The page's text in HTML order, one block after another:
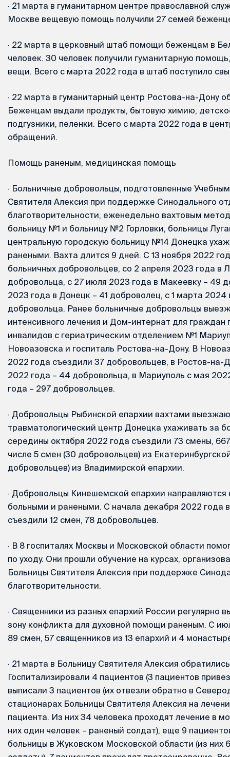
· 21 марта в гуманитарном центре православной
Москве вещевую помощь получили 27 семей
· 22 марта в церковный штаб помощи беженцам в
человек. 30 человек получили гуманитарную
вещи. Всего с марта 2022 года в штаб поступило
· 22 марта в гуманитарный центр Ростова-на-Дону
Беженцам выдали продукты, бытовую химию,
подгузники, пеленки. Всего с марта 2022 года в
обращений.
Помощь раненым, медицинская помощь
· Больничные добровольцы, подготовленные
Святителя Алексия при поддержке Синодального
благотворительности, еженедельно вахтовым
больницу №1 и больницу №2 Горловки, больницы
центральную городскую больницу №14 Донецка
ранеными. Вахта длится 9 дней. С 13 ноября 2022
больничных добровольцев, со 2 апреля 2023 года в
добровольца, с 27 июля 2023 года в Макеевку – 49
2023 года в Донецк – 41 доброволец, с 1 марта 2024
добровольца. Ранее больничные добровольцы
интенсивного лечения и Дом-интернат для граждан
инвалидов с гериатрическим отделением №1
Новоазовска и госпиталь Ростова-на-Дону. В
2022 года съездили 37 добровольцев, в Ростов-на-
2022 года – 44 добровольца, в Мариуполь с мая
года – 297 добровольцев.
· Добровольцы Рыбинской епархии вахтами
травматологический центр Донецка ухаживать за
середины октября 2022 года съездили 73 смены,
числе 5 смен (30 добровольцев) из
добровольцев) из Владимирской епархии.
· Добровольцы Кинешемской епархии направляются
больными и ранеными. С начала декабря 2022 года
съездили 12 смен, 78 добровольцев.
· В 8 госпиталях Москвы и Московской области
по уходу. Они прошли обучение на курсах,
Больницы Святителя Алексия при поддержке
благотворительности.
· Священники из разных епархий России регулярно
зону конфликта для духовной помощи раненым. С
89 смен, 57 священников из 13 епархий и 4
· 21 марта в Больницу Святителя Алексия
Госпитализировали 4 пациентов (3 пациентов
выписали 3 пациентов (их отвезли обратно в
стационарах Больницы Святителя Алексия на
пациента. Из них 34 человека проходят лечение в
них один человек – раненый солдат), еще 9
больницы в Жуковском Московской области (из них